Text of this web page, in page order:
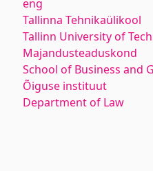
eng
Tallinna Tehnikaülikool
Tallinn University of
Majandusteaduskond
School of Business and
Õiguse instituut
Department of Law